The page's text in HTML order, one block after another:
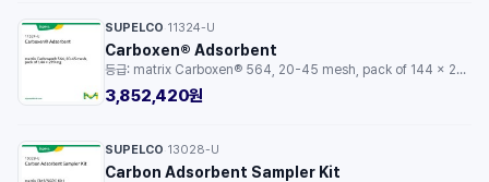
SUPELCO 11324-U
Carboxen® Adsorbent
등급: matrix Carboxen® 564, 20-45 mesh, pack of 144 × 290 mg · 용량: 290MG
3,852,420원
SUPELCO 13028-U
Carbon Adsorbent Sampler Kit